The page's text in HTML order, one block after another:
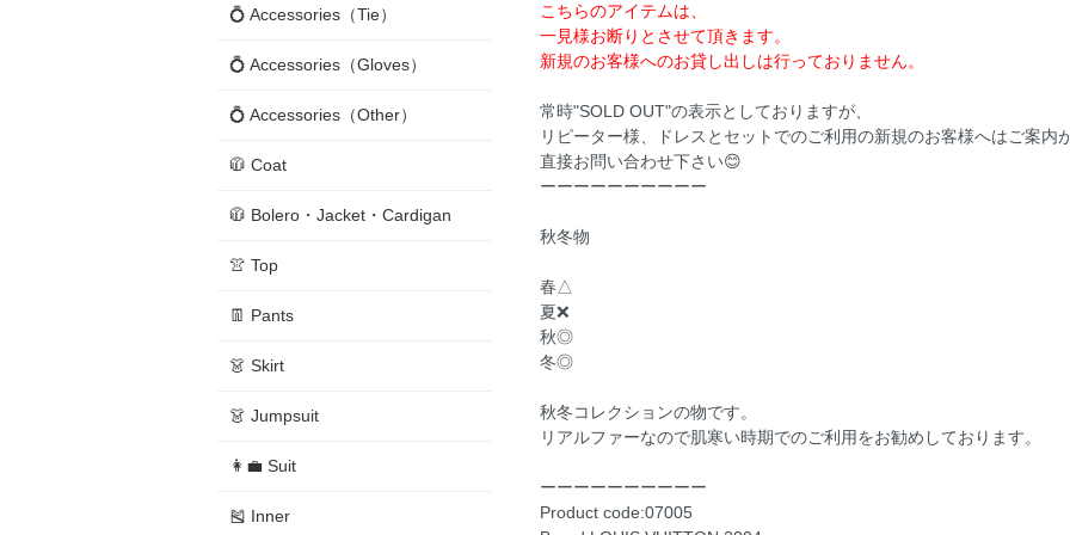
こちらのアイテムは、
一見様お断りとさせて頂きます。
新規のお客様へのお貸し出しは行っておりません。
常時"SOLD OUT"の表示としておりますが、
リピーター様、ドレスとセットでのご利用の新規のお客様へはご案内
直接お問い合わせ下さい😊
ーーーーーーーーーー
秋冬物
春△
夏❌
秋◎
冬◎
秋冬コレクションの物です。
リアルファーなので肌寒い時期でのご利用をお勧めしております。
ーーーーーーーーーー
Product code:07005
💍 Accessories（Tie）
💍 Accessories（Gloves）
💍 Accessories（Other）
🧥 Coat
🧥 Bolero・Jacket・Cardigan
👚 Top
👖 Pants
👗 Skirt
👗 Jumpsuit
👩‍💼 Suit
🎽 Inner